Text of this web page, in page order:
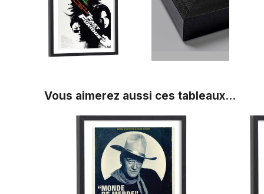
Vous aimerez aussi ces tableaux...